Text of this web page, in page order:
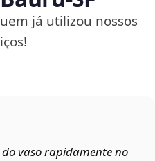
já utilizou nossos
vaso rapidamente no